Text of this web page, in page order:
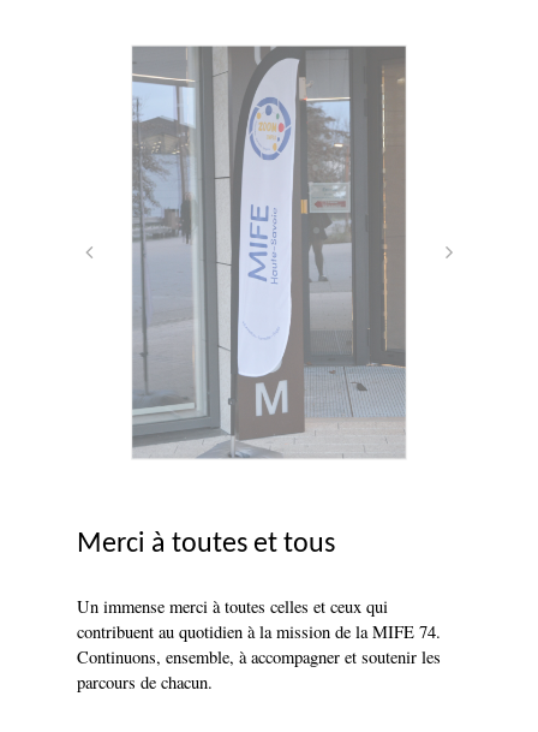
Merci à toutes et tous
Un immense merci à toutes celles et ceux qui
contribuent au quotidien à la mission de la MIFE 74.
Continuons, ensemble, à accompagner et soutenir les
parcours de chacun.